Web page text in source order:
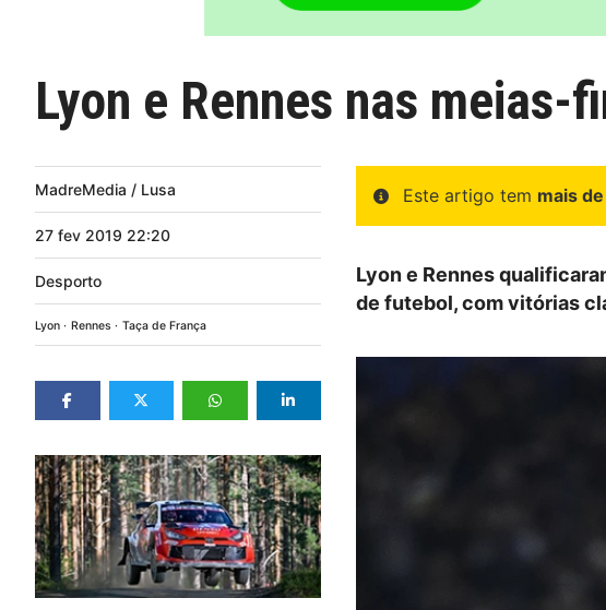
Lyon e Rennes nas meias-
MadreMedia / Lusa
27 fev 2019 22:20
Desporto
Lyon Rennes Taça de França
Este artigo tem mais
Lyon e Rennes
de futebol, com vitórias